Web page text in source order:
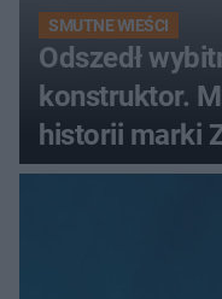
SMUTNE WIEŚCI
Odszedł
konstruktor.
historii marki